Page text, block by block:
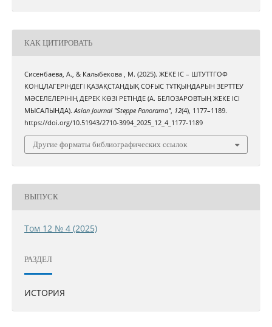
КАК ЦИТИРОВАТЬ
Сисенбаева, А., & Калыбекова , М. (2025). ЖЕКЕ ІС – ШТУТТГОФ
КОНЦЛАГЕРІНДЕГІ ҚАЗАҚСТАНДЫҚ СОҒЫС ТҰТҚЫНДАРЫН ЗЕРТТЕУ
МӘСЕЛЕЛЕРІНІҢ ДЕРЕК КӨЗІ РЕТІНДЕ (А. БЕЛОЗАРОВТЫҢ ЖЕКЕ ІСІ
МЫСАЛЫНДА).Asian Journal "Steppe Panorama", 12(4), 1177–1189.
https://doi.org/10.51943/2710-3994_2025_12_4_1177-1189
Другие форматы библиографических ссылок
ВЫПУСК
Том 12 № 4 (2025)
РАЗДЕЛ
ИСТОРИЯ